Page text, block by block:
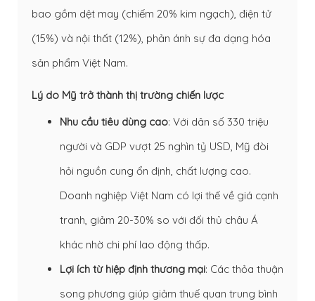
bao gồm dệt may (chiếm 20% kim ngạch), điện tử
(15%) và nội thất (12%), phản ánh sự đa dạng hóa
sản phẩm Việt Nam.
Lý do Mỹ trở thành thị trường chiến lược
Nhu cầu tiêu dùng cao: Với dân số 330 triệu
người và GDP vượt 25 nghìn tỷ USD, Mỹ đòi
hỏi nguồn cung ổn định, chất lượng cao.
Doanh nghiệp Việt Nam có lợi thế về giá cạnh
tranh, giảm 20-30% so với đối thủ châu Á
khác nhờ chi phí lao động thấp.
Lợi ích từ hiệp định thương mại: Các thỏa thuận
song phương giúp giảm thuế quan trung bình